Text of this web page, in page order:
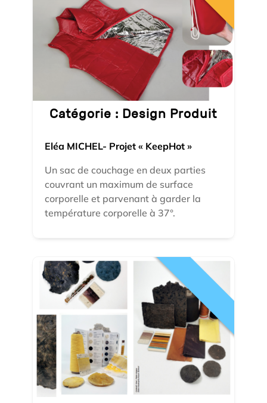
Catégorie : Design Produit
Eléa MICHEL- Projet « KeepHot »
Un sac de couchage en deux parties
couvrant un maximum de surface
corporelle et parvenant à garder la
température corporelle à 37°.